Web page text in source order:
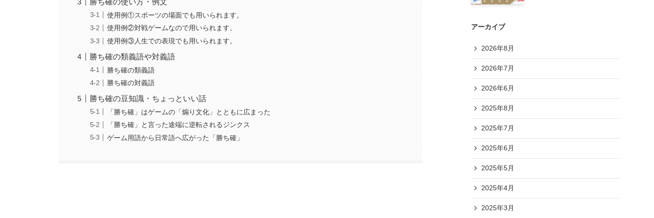
勝ち確の使い方・例文
使用例①スポーツの場面でも用いられます。
使用例②対戦ゲームなので用いられます。
使用例③人生での表現でも用いられます。
勝ち確の類義語や対義語
勝ち確の類義語
勝ち確の対義語
勝ち確の豆知識・ちょっといい話
「勝ち確」はゲームの「煽り文化」とともに広まった
「勝ち確」と言った途端に逆転されるジンクス
ゲーム用語から日常語へ広がった「勝ち確」
アーカイブ
2026年8月
2026年7月
2026年6月
2025年8月
2025年7月
2025年6月
2025年5月
2025年4月
2025年3月